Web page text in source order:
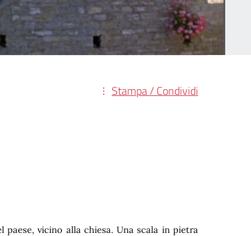
Stampa / Condividi
paese, vicino alla chiesa. Una scala in pietra